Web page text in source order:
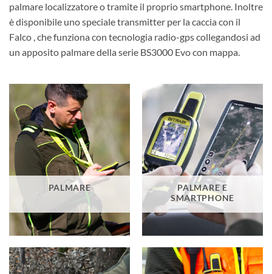
palmare localizzatore o tramite il proprio smartphone. Inoltre
è disponibile uno speciale transmitter per la caccia con il
Falco , che funziona con tecnologia radio-gps collegandosi ad
un apposito palmare della serie BS3000 Evo con mappa.
PALMARE
PALMARE E
SMARTPHONE